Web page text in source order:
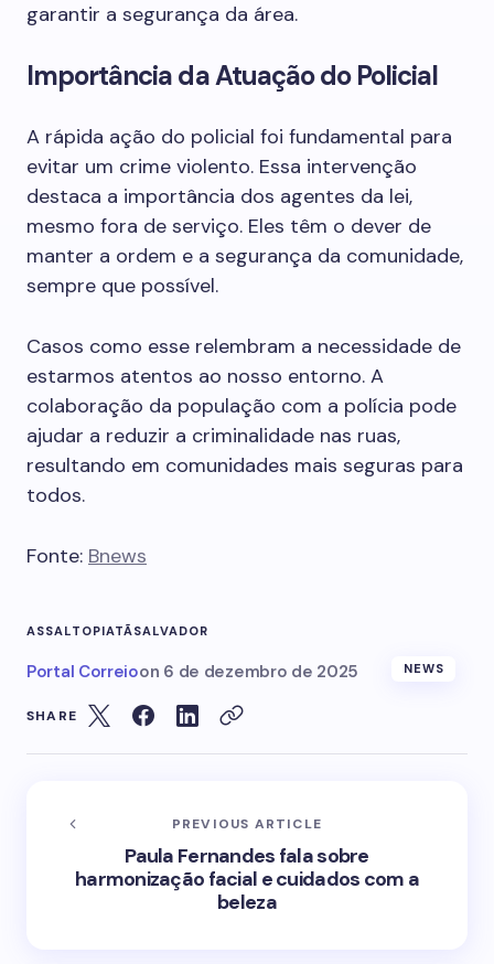
garantir a segurança da área.
Importância da Atuação do Policial
A rápida ação do policial foi fundamental para
evitar um crime violento. Essa intervenção
destaca a importância dos agentes da lei,
mesmo fora de serviço. Eles têm o dever de
manter a ordem e a segurança da comunidade,
sempre que possível.
Casos como esse relembram a necessidade de
estarmos atentos ao nosso entorno. A
colaboração da população com a polícia pode
ajudar a reduzir a criminalidade nas ruas,
resultando em comunidades mais seguras para
todos.
Fonte: Bnews
ASSALTOPIATÃSALVADOR
Portal Correioon 6 de dezembro de 2025 NEWS
SHARE
PREVIOUS ARTICLE
Paula Fernandes fala sobre
harmonização facial e cuidados com a
beleza